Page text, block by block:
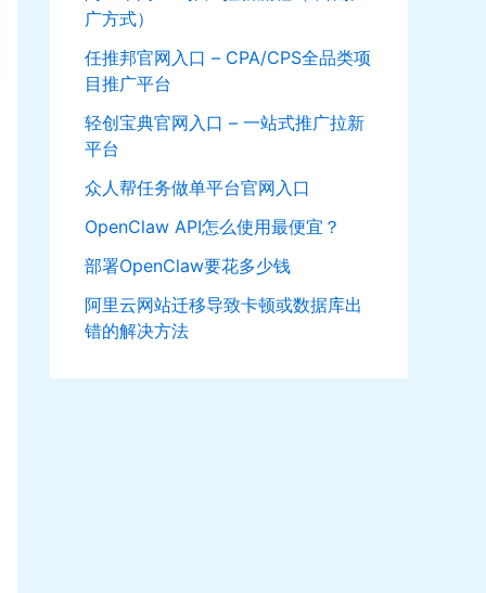
广方式）
任推邦官网入口 – CPA/CPS全品类项
目推广平台
轻创宝典官网入口 – 一站式推广拉新
平台
众人帮任务做单平台官网入口
OpenClaw API怎么使用最便宜？
部署OpenClaw要花多少钱
阿里云网站迁移导致卡顿或数据库出
错的解决方法